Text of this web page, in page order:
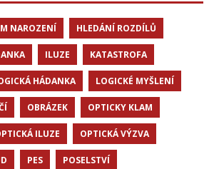
NAROZENÍ HLEDÁNÍ ROZDÍLŮ
ILUZE KATASTROFA
HÁDANKA LOGICKÉ MYŠLENÍ
OBRÁZEK OPTICKY KLAM
ILUZE OPTICKÁ VÝZVA
PES POSELSTVÍ